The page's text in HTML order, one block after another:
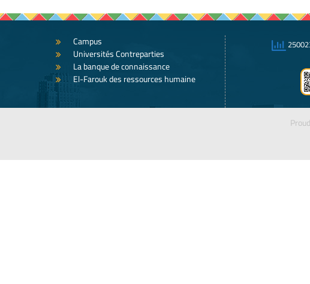
Campus
Universités Contreparties
La banque de connaissance
El-Farouk des ressources humaine